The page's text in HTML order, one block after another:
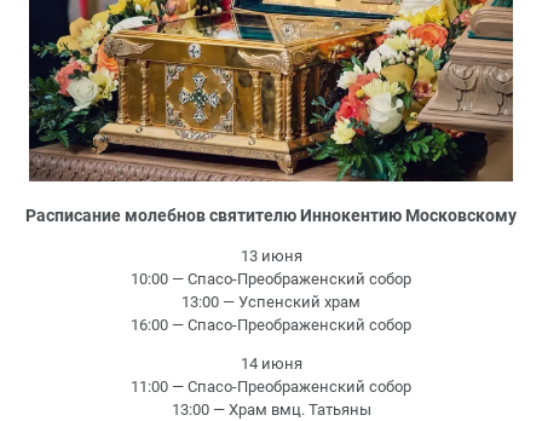
Расписание молебнов святителю Иннокентию Московскому
13 июня
10:00 — Спасо-Преображенский собор
13:00 — Успенский храм
16:00 — Спасо-Преображенский собор
14 июня
11:00 — Спасо-Преображенский собор
13:00 — Храм вмц. Татьяны